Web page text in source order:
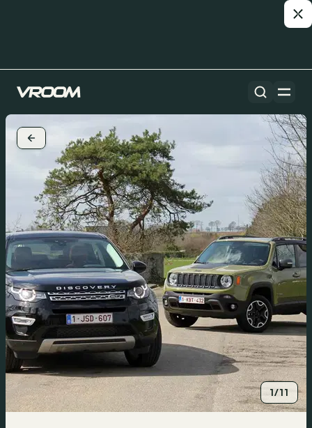
1/11